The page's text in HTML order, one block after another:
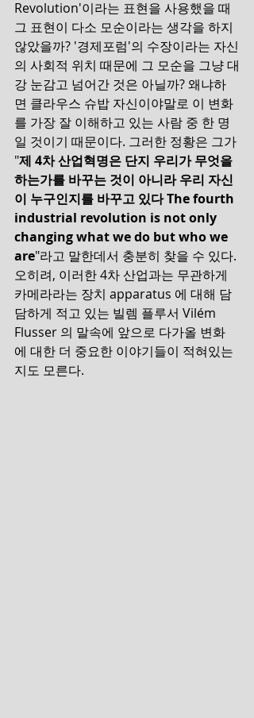
Revolution'이라는 표현을 사용했을 때
그 표현이 다소 모순이라는 생각을 하지
않았을까? '경제포럼'의 수장이라는 자신
의 사회적 위치 때문에 그 모순을 그냥 대
강 눈감고 넘어간 것은 아닐까? 왜냐하
면 클라우스 슈밥 자신이야말로 이 변화
를 가장 잘 이해하고 있는 사람 중 한 명
일 것이기 때문이다. 그러한 정황은 그가
"제 4차 산업혁명은 단지 우리가 무엇을
하는가를 바꾸는 것이 아니라 우리 자신
이 누구인지를 바꾸고 있다 The fourth
industrial revolution is not only
changing what we do but who we
are"라고 말한데서 충분히 찾을 수 있다.
오히려, 이러한 4차 산업과는 무관하게
카메라라는 장치 apparatus 에 대해 담
담하게 적고 있는 빌렘 플루서 Vilém
Flusser 의 말속에 앞으로 다가올 변화
에 대한 더 중요한 이야기들이 적혀있는
지도 모른다.